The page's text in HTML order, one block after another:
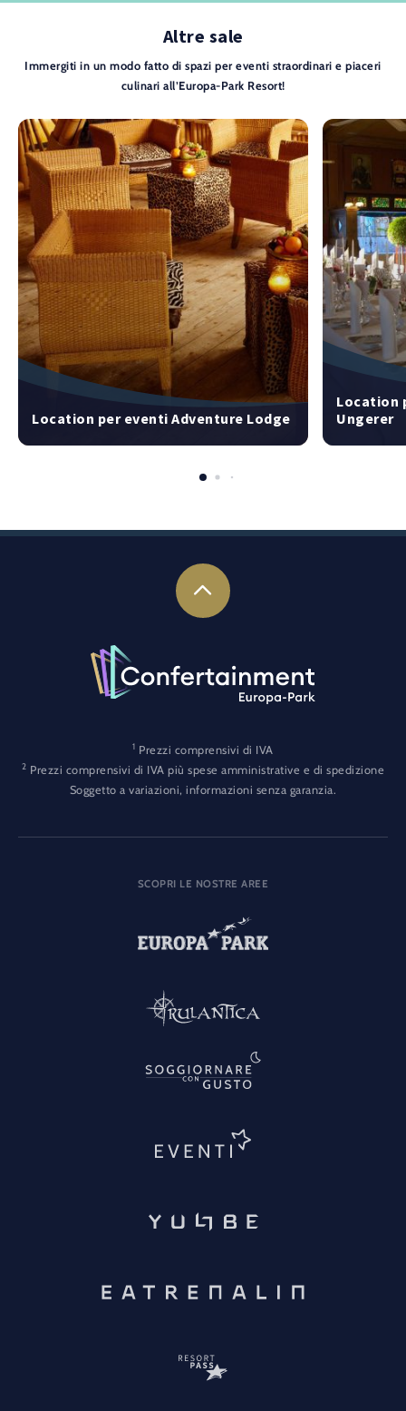
Altre sale
Immergiti in un modo fatto di spazi per eventi straordinari e piaceri
culinari all’Europa-Park Resort!
Location per eventi Adventure Lodge
Location
Ungerer
1 Prezzi comprensivi di IVA
2 Prezzi comprensivi di IVA più spese amministrative e di spedizione
Soggetto a variazioni, informazioni senza garanzia.
SCOPRI LE NOSTRE AREE